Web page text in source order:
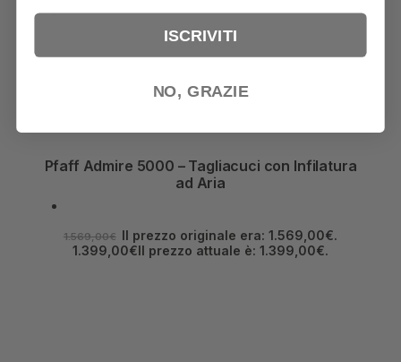
2.990,00 €
Pfaff Admire 5000 – Tagliacuci con Infilatura
ad Aria
1.569,00€ Il prezzo originale era: 1.569,00€.
1.399,00€Il prezzo attuale è: 1.399,00€.
ISCRIVITI
NO, GRAZIE